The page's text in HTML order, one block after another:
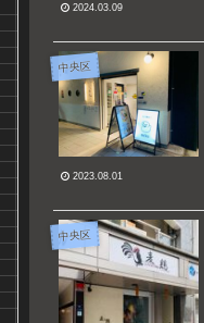
2024.03.09
中央区
2023.08.01
中央区